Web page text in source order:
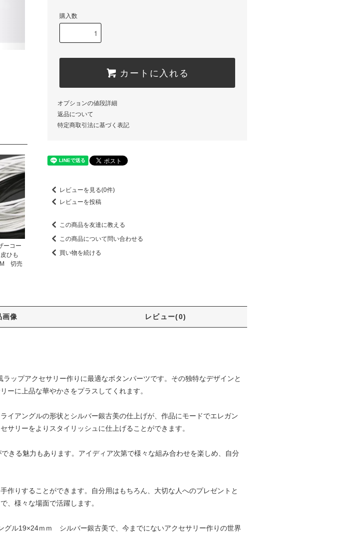
ーコー
ひも
切売
購入数
カートに入れる
オプションの値段詳細
返品について
特定商取引法に基づく表記
レビューを見る(0件)
レビューを投稿
この商品を友達に教える
この商品について問い合わせる
買い物を続ける
画像 レビュー(0)
プアクセサリー作りに最適なボタンパーツです。その独特なデザインと
ーに上品な華やかさをプラスしてくれます。
イアングルの形状とシルバー銀古美の仕上げが、作品にモードでエレガン
サリーをよりスタイリッシュに仕上げることができます。
きる魅力もあります。アイディア次第で様々な組み合わせを楽しめ、自分
作りすることができます。自分用はもちろん、大切な人へのプレゼントと
、様々な場面で活躍します。
ル19×24ｍｍ シルバー銀古美で、今までにないアクセサリー作りの世界